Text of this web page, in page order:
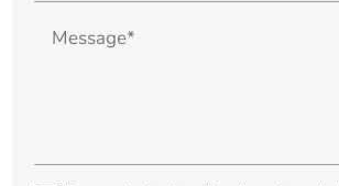
Message*